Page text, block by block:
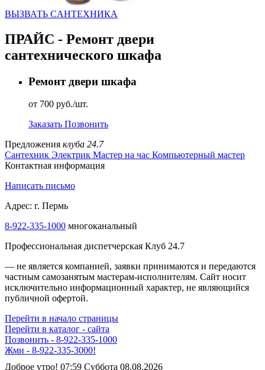
ВЫЗВАТЬ CАНТЕХНИКА
ПРАЙС - Ремонт двери
сантехнического шкафа
Ремонт двери шкафа
от 700 руб./шт.
Заказать Позвонить
Предложения клуба 24.7
Сантехник Электрик Мастер на час Компьютерный мастер
Контактная информация
Написать письмо
Адрес: г. Пермь
8-922-335-1000 многоканальный
Профессиональная диспетчерская Клуб 24.7
— не является компанией, заявки принимаются и передаются
частным самозанятым мастерам‑исполнителям. Сайт носит
исключительно информационный характер, не являющийся
публичной офертой.
Перейти в начало страницы
Перейти в каталог - сайта
Позвонить - 8-922-335-1000
Жми - 8-922-335-3000!
Доброе утро! 07:59 Суббота 08.08.2026